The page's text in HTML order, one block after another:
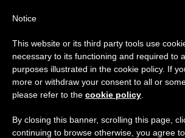
ETIQUETA
Posts Tagged
‘gratuidad’
Aviso importante
Del 27 de julio al 7 de agosto
anual, aprovechando que en el
se generan menos informaciones y
Notice
This website or its third party tools use
necessary to its functioning and required to
purposes illustrated in the cookie policy. If
more or withdraw your consent to all or
please refer to the cookie policy
By closing this banner, scrolling this page,
continuing to browse otherwise, you agree